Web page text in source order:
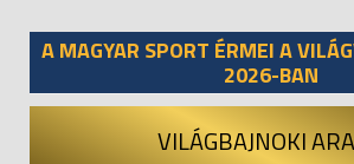
A MAGYAR SPORT ÉRMEI A
2026-BAN
VILÁGBAJNOKI